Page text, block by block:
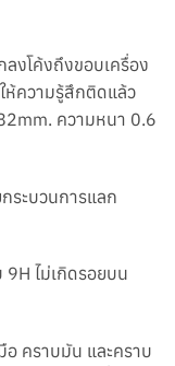
งโค้งถึงขอบเครื่อง
ห้ความรู้สึกติดแล้ว
ความหนา 0.6
ระบวนการแลก
ไม่เกิดรอยบน
คราบมัน และคราบ